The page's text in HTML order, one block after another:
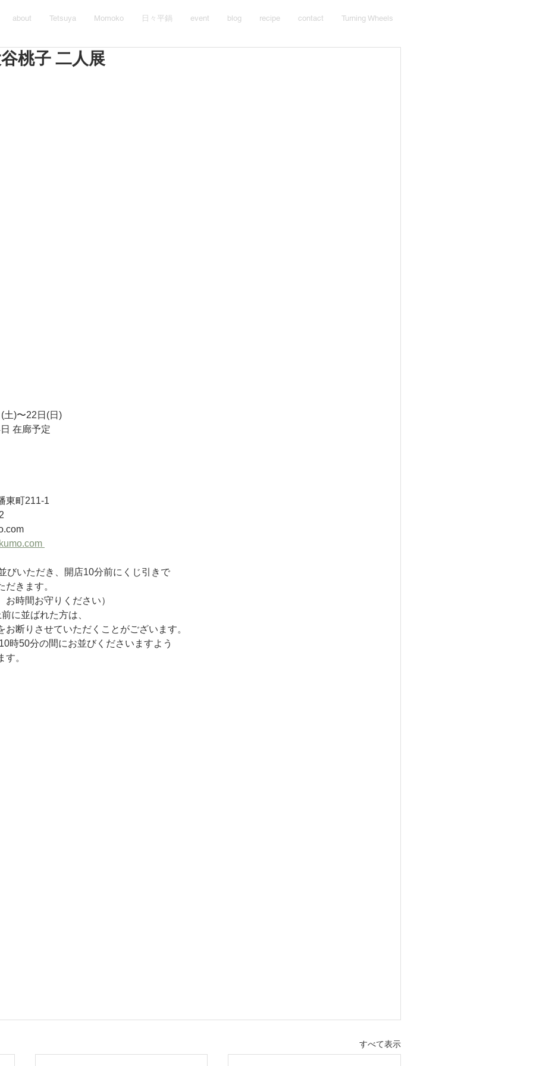
about Tetsuya Momoko 日々平鍋 event blog recipe contact Turning Wheels
桃子 二人展
土)〜22日(日)
在廊予定
町211-1
びいただき、開店10分前にくじ引きで
きます。
時間お守りください）
に並ばれた方は、
お断りさせていただくことがございます。
時50分の間にお並びくださいますよう
。
すべて表示